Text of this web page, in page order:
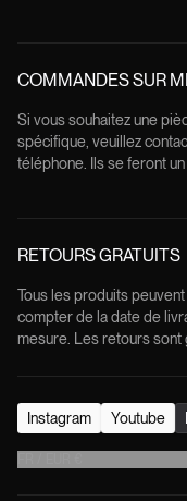
COMMANDES SUR
Si vous souhaitez une
spécifique, veuillez
téléphone. Ils se feront
RETOURS GRATUITS
Tous les produits
compter de la date de
mesure. Les retours sont
Instagram Youtube